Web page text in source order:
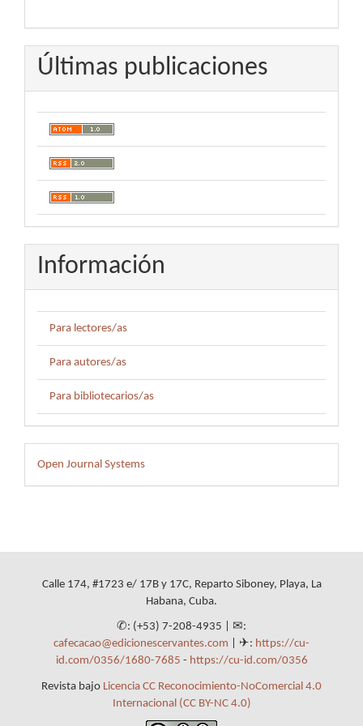
Últimas publicaciones
Información
Para lectores/as
Para autores/as
Para bibliotecarios/as
Desarrollado
por
Open Journal Systems
Calle 174, #1723 e/ 17B y 17C, Reparto Siboney, Playa, La
Habana, Cuba.
✆: (+53) 7-208-4935 | ✉:
cafecacao@edicionescervantes.com | ✈: https://cu-
id.com/0356/1680-7685 - https://cu-id.com/0356
Revista bajo Licencia CC Reconocimiento-NoComercial 4.0
Internacional (CC BY-NC 4.0)